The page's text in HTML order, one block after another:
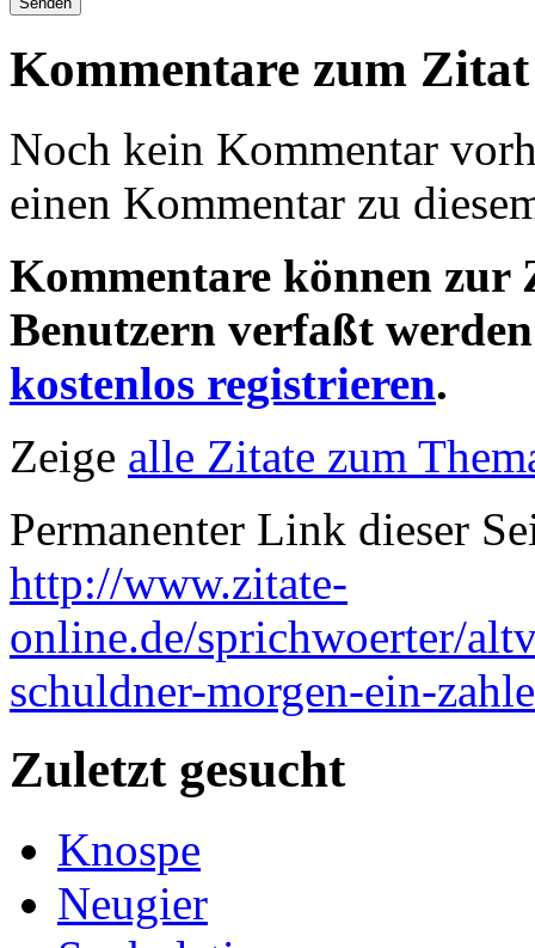
Kommentare zum Zitat
Noch kein Kommentar
einen Kommentar zu
Kommentare können
Benutzern verfaßt
kostenlos registrieren.
Zeige alle Zitate zum
Permanenter Link dieser
http://www.zitate-
online.de/sprichwoerter/
schuldner-morgen-ein-
Zuletzt gesucht
Knospe
Neugier